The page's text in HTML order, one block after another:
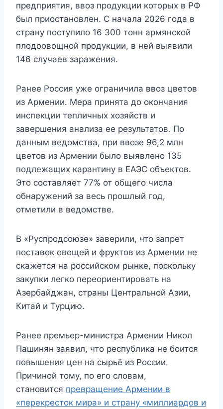
предприятия, ввоз продукции которых в РФ
был приостановлен. С начала 2026 года в
страну поступило 16 300 тонн армянской
плодоовощной продукции, в ней выявили
146 случаев заражения.
Ранее Россия уже ограничила ввоз цветов
из Армении. Мера принята до окончания
инспекции тепличных хозяйств и
завершения анализа ее результатов. По
данным ведомства, при ввозе 96,2 млн
цветов из Армении было выявлено 135
подлежащих карантину в ЕАЭС объектов.
Это составляет 77% от общего числа
обнаружений за весь прошлый год,
отметили в ведомстве.
В «Руспродсоюзе» заверили, что запрет
поставок овощей и фруктов из Армении не
скажется на российском рынке, поскольку
закупки легко переориентировать на
Азербайджан, страны Центральной Азии,
Китай и Турцию.
Ранее премьер-министра Армении Никол
Пашинян заявил, что республика не боится
повышения цен на сырьё из России.
Причиной тому, по его словам,
становится превращение Армении в
«перекресток мира» и страну «миллиардов и